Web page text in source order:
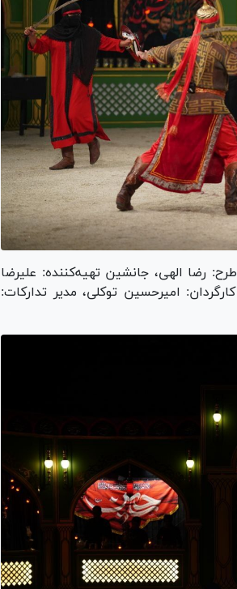
رضا الهی، جانشین تهیه‌کننده: علیرضا
امیرحسین توکلی، مدیر تدارکات: